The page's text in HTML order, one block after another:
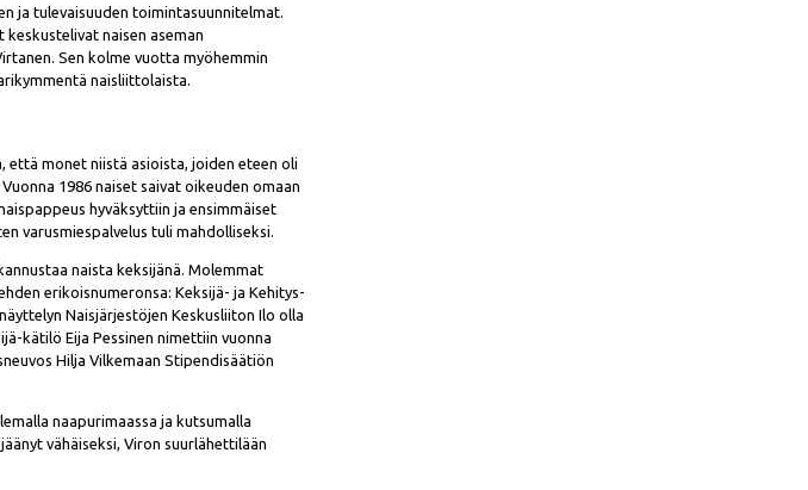
ja tulevaisuuden toimintasuunnitelmat.
naisen aseman
Sen kolme vuotta myöhemmin
naisliittolaista.
että monet niistä asioista, joiden eteen oli
1986 naiset saivat oikeuden omaan
hyväksyttiin ja ensimmäiset
varusmiespalvelus tuli mahdolliseksi.
naista keksijänä. Molemmat
erikoisnumeronsa: Keksijä- ja Kehitys-
Naisjärjestöjen Keskusliiton Ilo olla
kätilö Eija Pessinen nimettiin vuonna
Hilja Vilkemaan Stipendisäätiön
naapurimaassa ja kutsumalla
vähäiseksi, Viron suurlähettilään